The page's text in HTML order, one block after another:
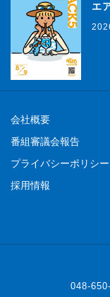
エ
会社概要
番組審議会報告
プライバシーポリシー
採用情報
048-